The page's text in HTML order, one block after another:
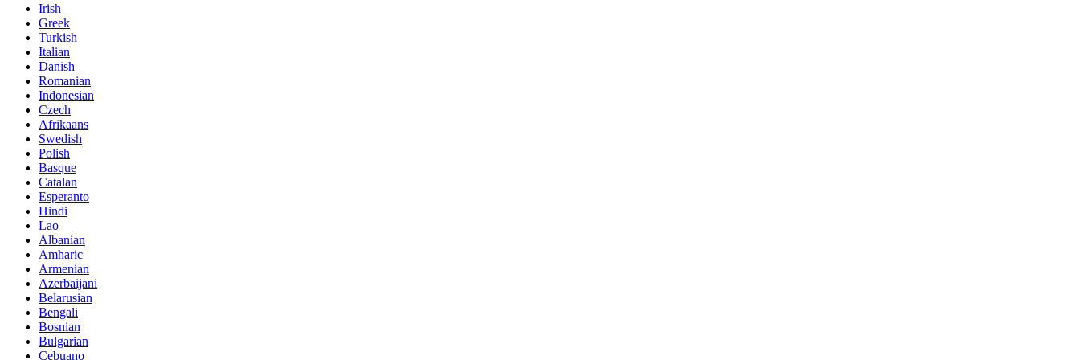
Irish
Greek
Turkish
Italian
Danish
Romanian
Indonesian
Czech
Afrikaans
Swedish
Polish
Basque
Catalan
Esperanto
Hindi
Lao
Albanian
Amharic
Armenian
Azerbaijani
Belarusian
Bengali
Bosnian
Bulgarian
Cebuano